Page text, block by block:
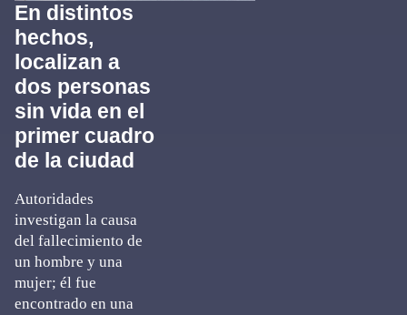
En distintos
hechos,
localizan a
dos personas
sin vida en el
primer cuadro
de la ciudad
Autoridades
investigan la causa
del fallecimiento de
un hombre y una
mujer; él fue
encontrado en una